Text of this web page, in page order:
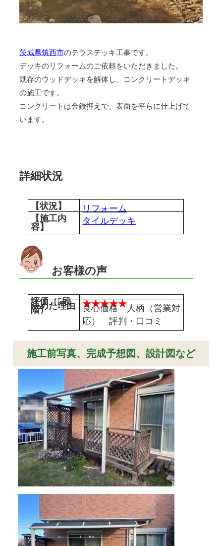
茨城県筑西市のテラスデッキ工事です。
デッキのリフォームのご依頼をいただきました。
既存のウッドデッキを解体し、コンクリートデッキ
の施工です。
コンクリートは金鏝押えで、表面を平らに仕上げて
います。
詳細状況
【状況】
リフォーム
【施工内
容】
タイルデッキ
お客様の声
評価（5段
階）
★★★★★
決めた理由
良心価格 人柄（営業対
応） 評判・口コミ
施工前写真、完成予想図、設計図など